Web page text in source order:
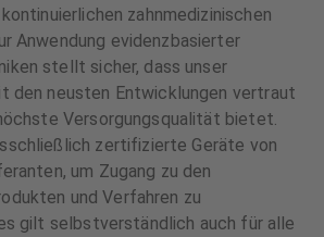
zahnmedizinischen
Anwendung evidenzbasierter
stellt sicher, dass unser
den neusten Entwicklungen vertraut
Versorgungsqualität bietet.
zertifizierte Geräte von
um Zugang zu den
und Verfahren zu
gilt selbstverständlich auch für alle